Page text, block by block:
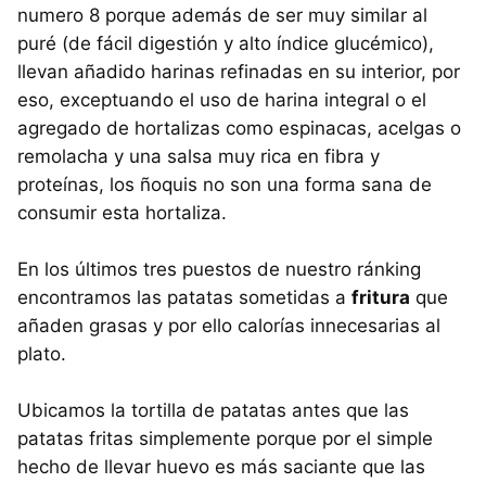
numero 8 porque además de ser muy similar al
puré (de fácil digestión y alto índice glucémico),
llevan añadido harinas refinadas en su interior, por
eso, exceptuando el uso de harina integral o el
agregado de hortalizas como espinacas, acelgas o
remolacha y una salsa muy rica en fibra y
proteínas, los ñoquis no son una forma sana de
consumir esta hortaliza.
En los últimos tres puestos de nuestro ránking
encontramos las patatas sometidas a fritura que
añaden grasas y por ello calorías innecesarias al
plato.
Ubicamos la tortilla de patatas antes que las
patatas fritas simplemente porque por el simple
hecho de llevar huevo es más saciante que las